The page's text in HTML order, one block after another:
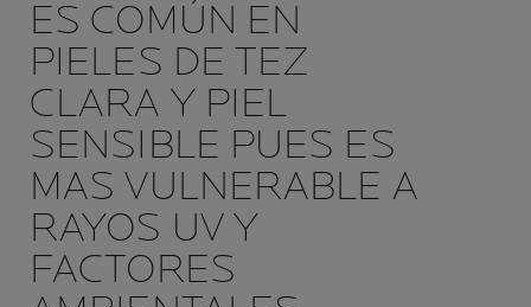
ES COMÚN EN
PIELES DE TEZ
CLARA Y PIEL
SENSIBLE PUES ES
MAS VULNERABLE A
RAYOS UV Y
FACTORES